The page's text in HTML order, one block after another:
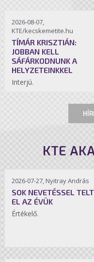
2026-08-07,
KTE/kecskemetite.hu
TÍMÁR KRISZTIÁN:
JOBBAN KELL
SÁFÁRKODNUNK A
HELYZETEINKKEL
Interjú.
KTE
2026-07-27, Nyitray András
SOK NEVETÉSSEL TELT
EL AZ ÉVÜK
Értékelő.